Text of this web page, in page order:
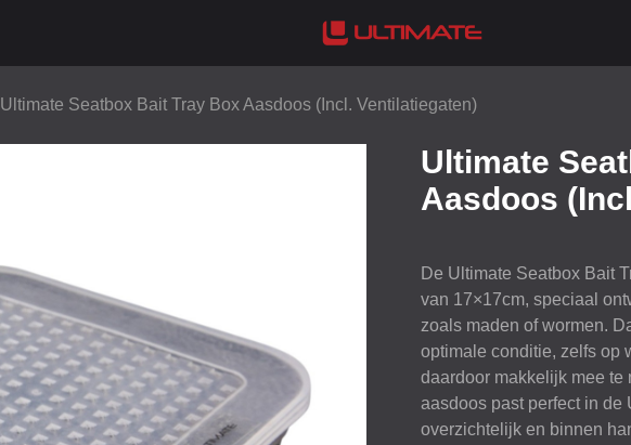
Ultimate Seatbox Bait Tray Box Aasdoos (Incl. Ventilatiegaten)
Ultimate
Aasdoos
De Ultimate Seatbox Bait
van 17×17cm, speciaal
zoals maden of wormen.
optimale conditie, zelfs op
daardoor makkelijk mee te
aasdoos past perfect in de
overzichtelijk en binnen